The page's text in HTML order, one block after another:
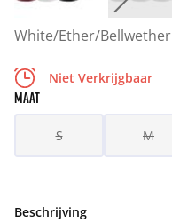
White/Ether/Bellwether
Niet Verkrijgbaar
MAAT
S M
Beschrijving